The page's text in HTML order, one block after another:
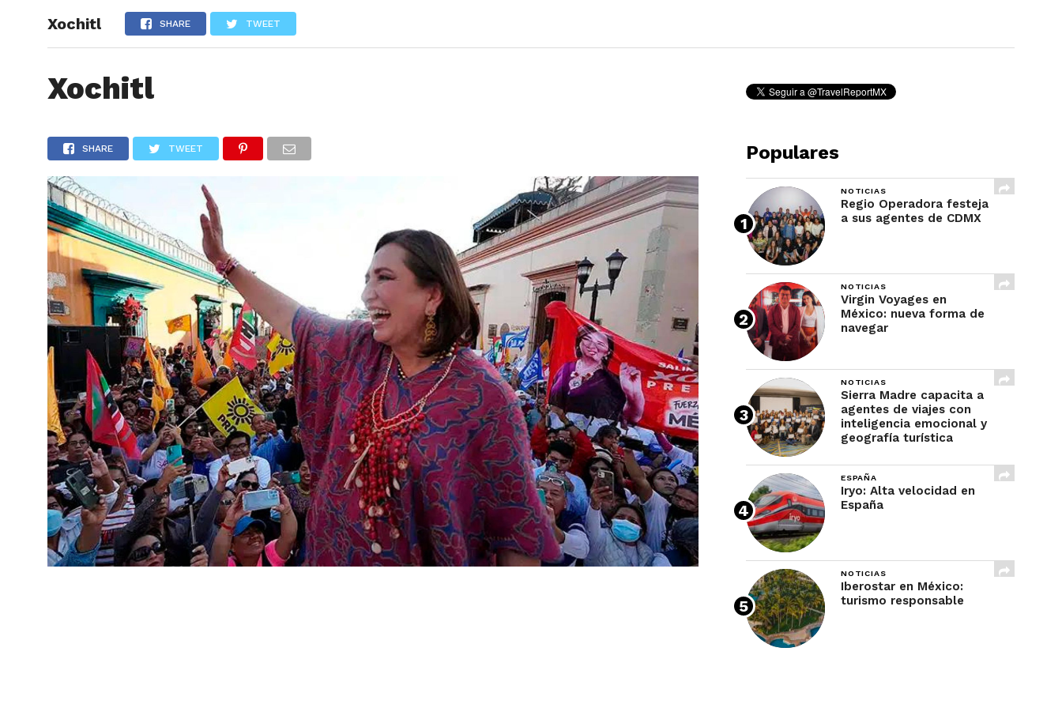
Xochitl SHARE TWEET
Xochitl
SHARE TWEET Populares
NOTICIAS
Regio Operadora festeja
a sus agentes de CDMX
NOTICIAS
Virgin Voyages en
México: nueva forma de
navegar
NOTICIAS
Sierra Madre capacita a
agentes de viajes con
inteligencia emocional y
geografía turística
ESPAÑA
Iryo: Alta velocidad en
España
NOTICIAS
Iberostar en México:
turismo responsable